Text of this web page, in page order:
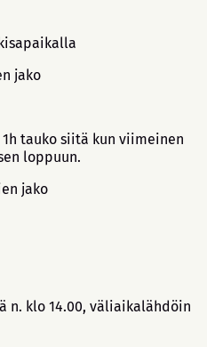
jako
tauko siitä kun viimeinen
loppuun.
jako
n. klo 14.00, väliaikalähdöin